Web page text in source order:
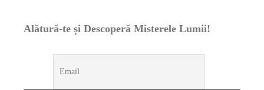
Alătură-te și Descoperă Misterele Lumii!
NATURĂ 1 year ago
Pământului: Mit sau Realitate?